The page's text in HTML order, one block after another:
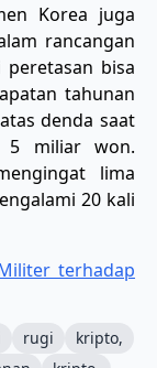
Korea juga
rancangan
bisa
tahunan
denda saat
5 miliar won.
lima
20 kali
terhadap
rugi
kripto,